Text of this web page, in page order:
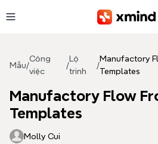
Mẫu/
Công
việc
/
Lộ
trình
/
Manufactory
Templates
Manufactory Flow
Templates
Molly Cui